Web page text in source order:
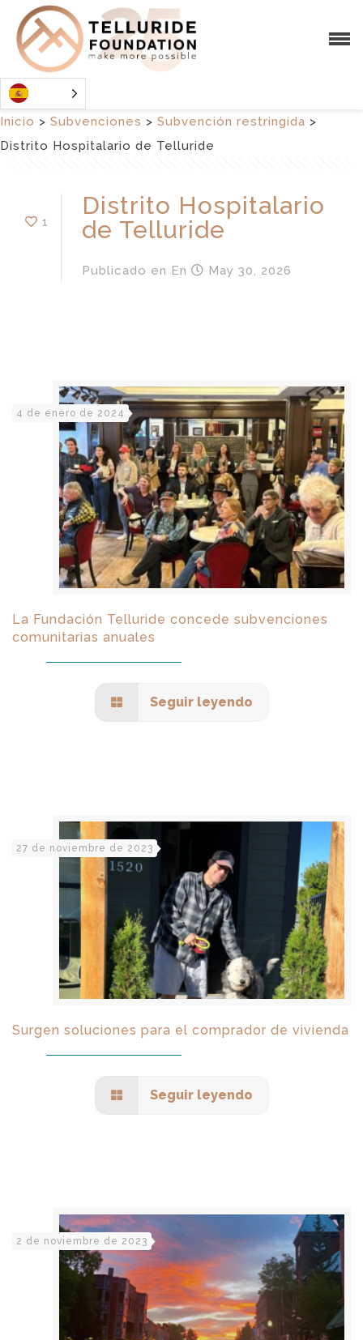
Inicio > Subvenciones > Subvención restringida >
Distrito Hospitalario de Telluride
1
Distrito Hospitalario
de Telluride
Publicado en En May 30, 2026
4 de enero de 2024
La Fundación Telluride concede subvenciones
comunitarias anuales
Seguir leyendo
27 de noviembre de 2023
Surgen soluciones para el comprador de vivienda
Seguir leyendo
2 de noviembre de 2023